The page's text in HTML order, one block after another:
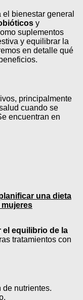
bienestar general
y
suplementos
y equilibrar la
en detalle qué
principalmente
cuando se
encuentran en
una dieta
el equilibrio de la
tratamientos con
de nutrientes.